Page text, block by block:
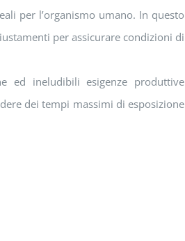
per l’organismo umano. In questo
per assicurare condizioni di
ed ineludibili esigenze produttive
dei tempi massimi di esposizione